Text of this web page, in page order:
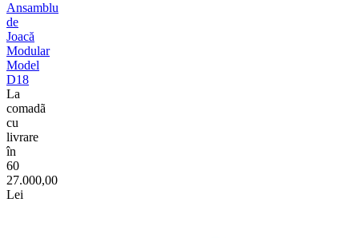
Ansamblu
de
Joacă
Modular
Model
D18
La
comadã
cu
livrare
în
60
27.000,00
Lei